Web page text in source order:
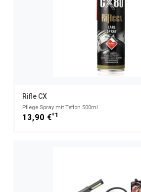
Rifle CX
Pflege Spray mit Teflon 500ml
13,90 €*1